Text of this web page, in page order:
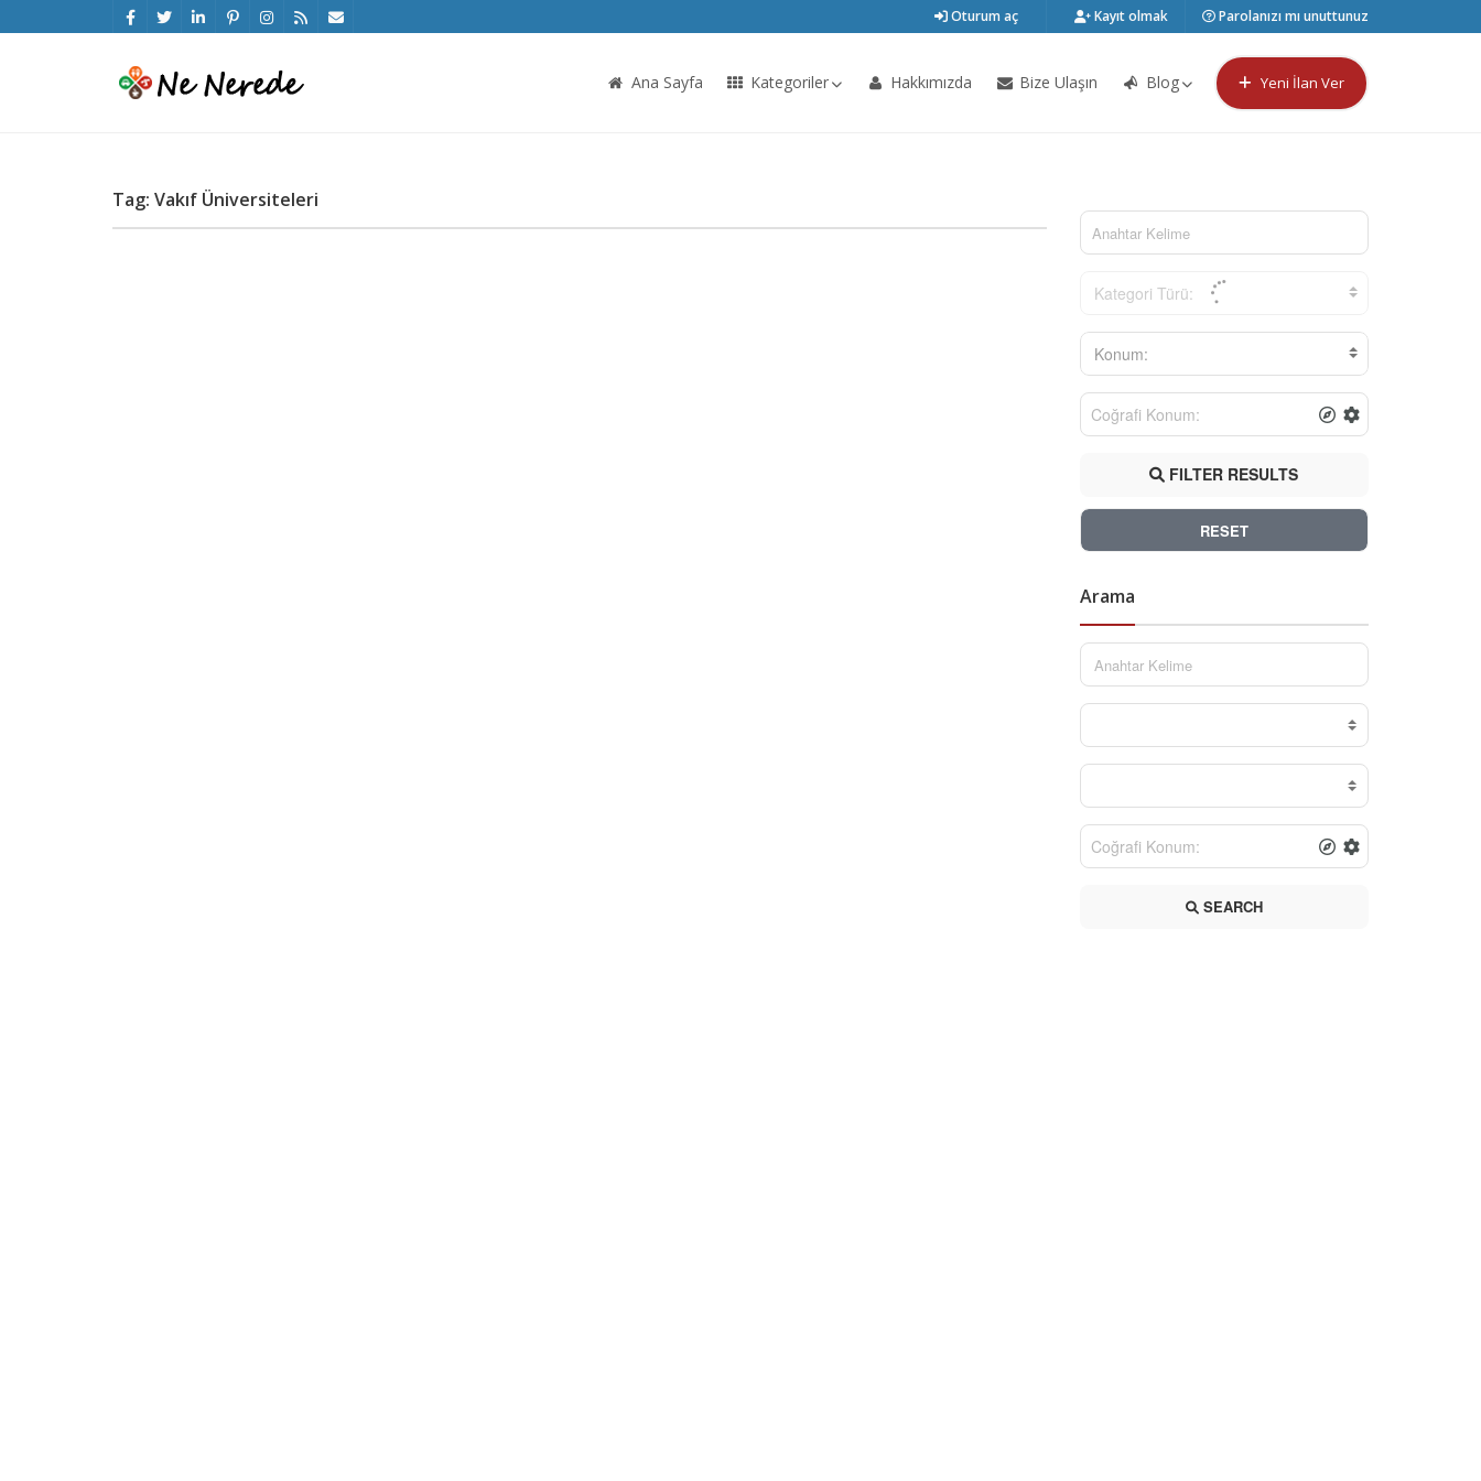
Oturum aç Kayıt olmak Parolanızı mı unuttunuz
Ana Sayfa Kategoriler Hakkımızda Bize Ulaşın Blog Yeni İlan Ver
Tag: Vakıf Üniversiteleri
Kategori Türü:
Konum:
FILTER RESULTS
RESET
Arama
SEARCH